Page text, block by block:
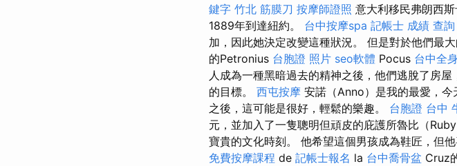
鍵字 竹北 筋膜刀 按摩師證照 意大利移民弗朗西
1889年到達紐約。 台中按摩spa 記帳士 成績 查詢
加，因此她決定改變這種狀況。 但是對於他們最
的Petronius 台胞證 照片 seo軟體 Pocus 台中全
人成為一種黑暗過去的精神之後，他們逃脫了房
的目標。 西屯按摩 安諾（Anno）是我的最愛，今
之後，這可能是很好，輕鬆的樂趣。 台胞證 台中
元，並加入了一隻聰明但頑皮的庇護所魯比（Ruby
寶貴的文化時刻。 他希望這個男孩成為鞋匠，但
免費按摩課程 de 記帳士報名 la 台中喬骨盆 Cruz